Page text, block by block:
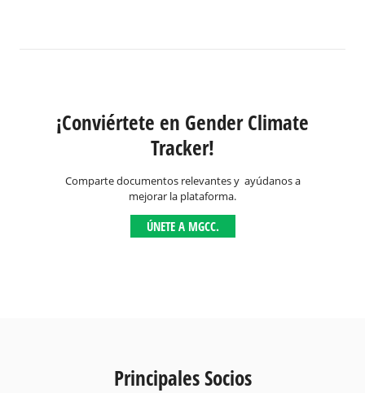
¡Conviértete en Gender Climate
Tracker!
Comparte documentos relevantes y ayúdanos a
mejorar la plataforma.
ÚNETE A MGCC.
Principales Socios